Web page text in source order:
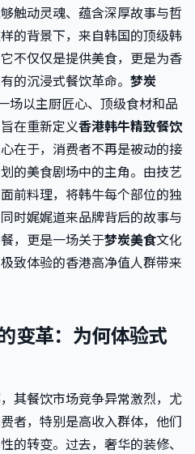
触动灵魂、蕴含深厚故事与哲
的背景下，来自韩国的顶级韩
不仅仅是提供美食，更是为香
的沉浸式餐饮革命。 梦炭
场以主厨匠心、顶级食材和品
在重新定义香港韩牛精致餐饮
在于，消费者不再是被动的接
的美食剧场中的主角。由技艺
前料理，将韩牛每个部位的独
时娓娓道来品牌背后的故事与
，更是一场关于梦炭美食文化
致体验的香港高净值人群带来
变革：为何体验式
其餐饮市场竞争异常激烈，尤
者，特别是高收入群体，他们
的转变。过去，奢华的装修、